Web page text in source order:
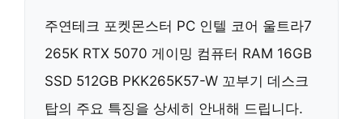
주연테크 포켓몬스터 PC 인텔 코어 울트라7
265K RTX 5070 게이밍 컴퓨터 RAM 16GB
SSD 512GB PKK265K57-W 꼬부기 데스크
탑의 주요 특징을 상세히 안내해 드립니다.